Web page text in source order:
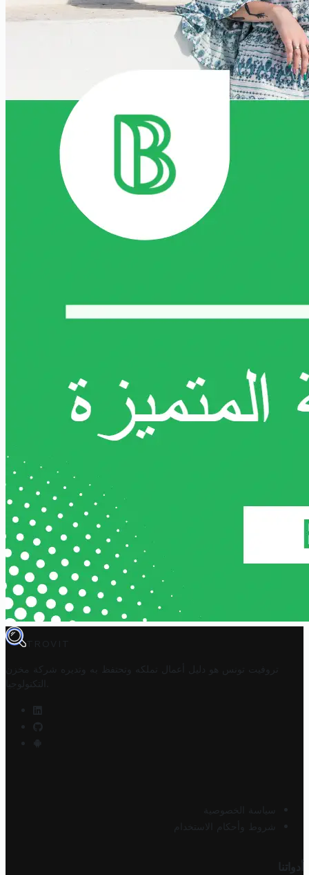
TROVIT
تروفيت تونس هو دليل أعمال تملكه وتحتفظ به وتديره
شركة مخزن
التكنولوجيا
سياسة الخصوصية
شروط وأحكام الاستخدام
أدواتنا